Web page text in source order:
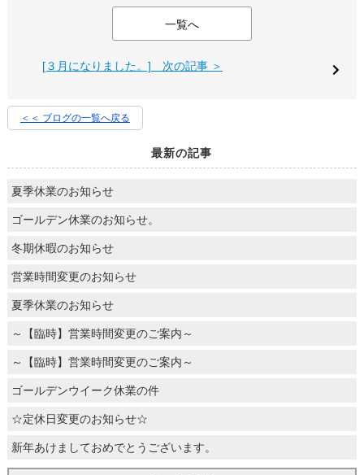
一覧へ
[３月になりました。] 次の記事 ＞
＜＜ ブログの一覧へ戻る
最新の記事
夏季休業のお知らせ
ゴールデン休業のお知らせ。
冬期休暇のお知らせ
営業時間変更のお知らせ
夏季休業のお知らせ
～【臨時】営業時間変更のご案内～
～【臨時】営業時間変更のご案内～
ゴールデンウイーク休業の件
☆定休日変更のお知らせ☆
新年あけましておめでとうございます。